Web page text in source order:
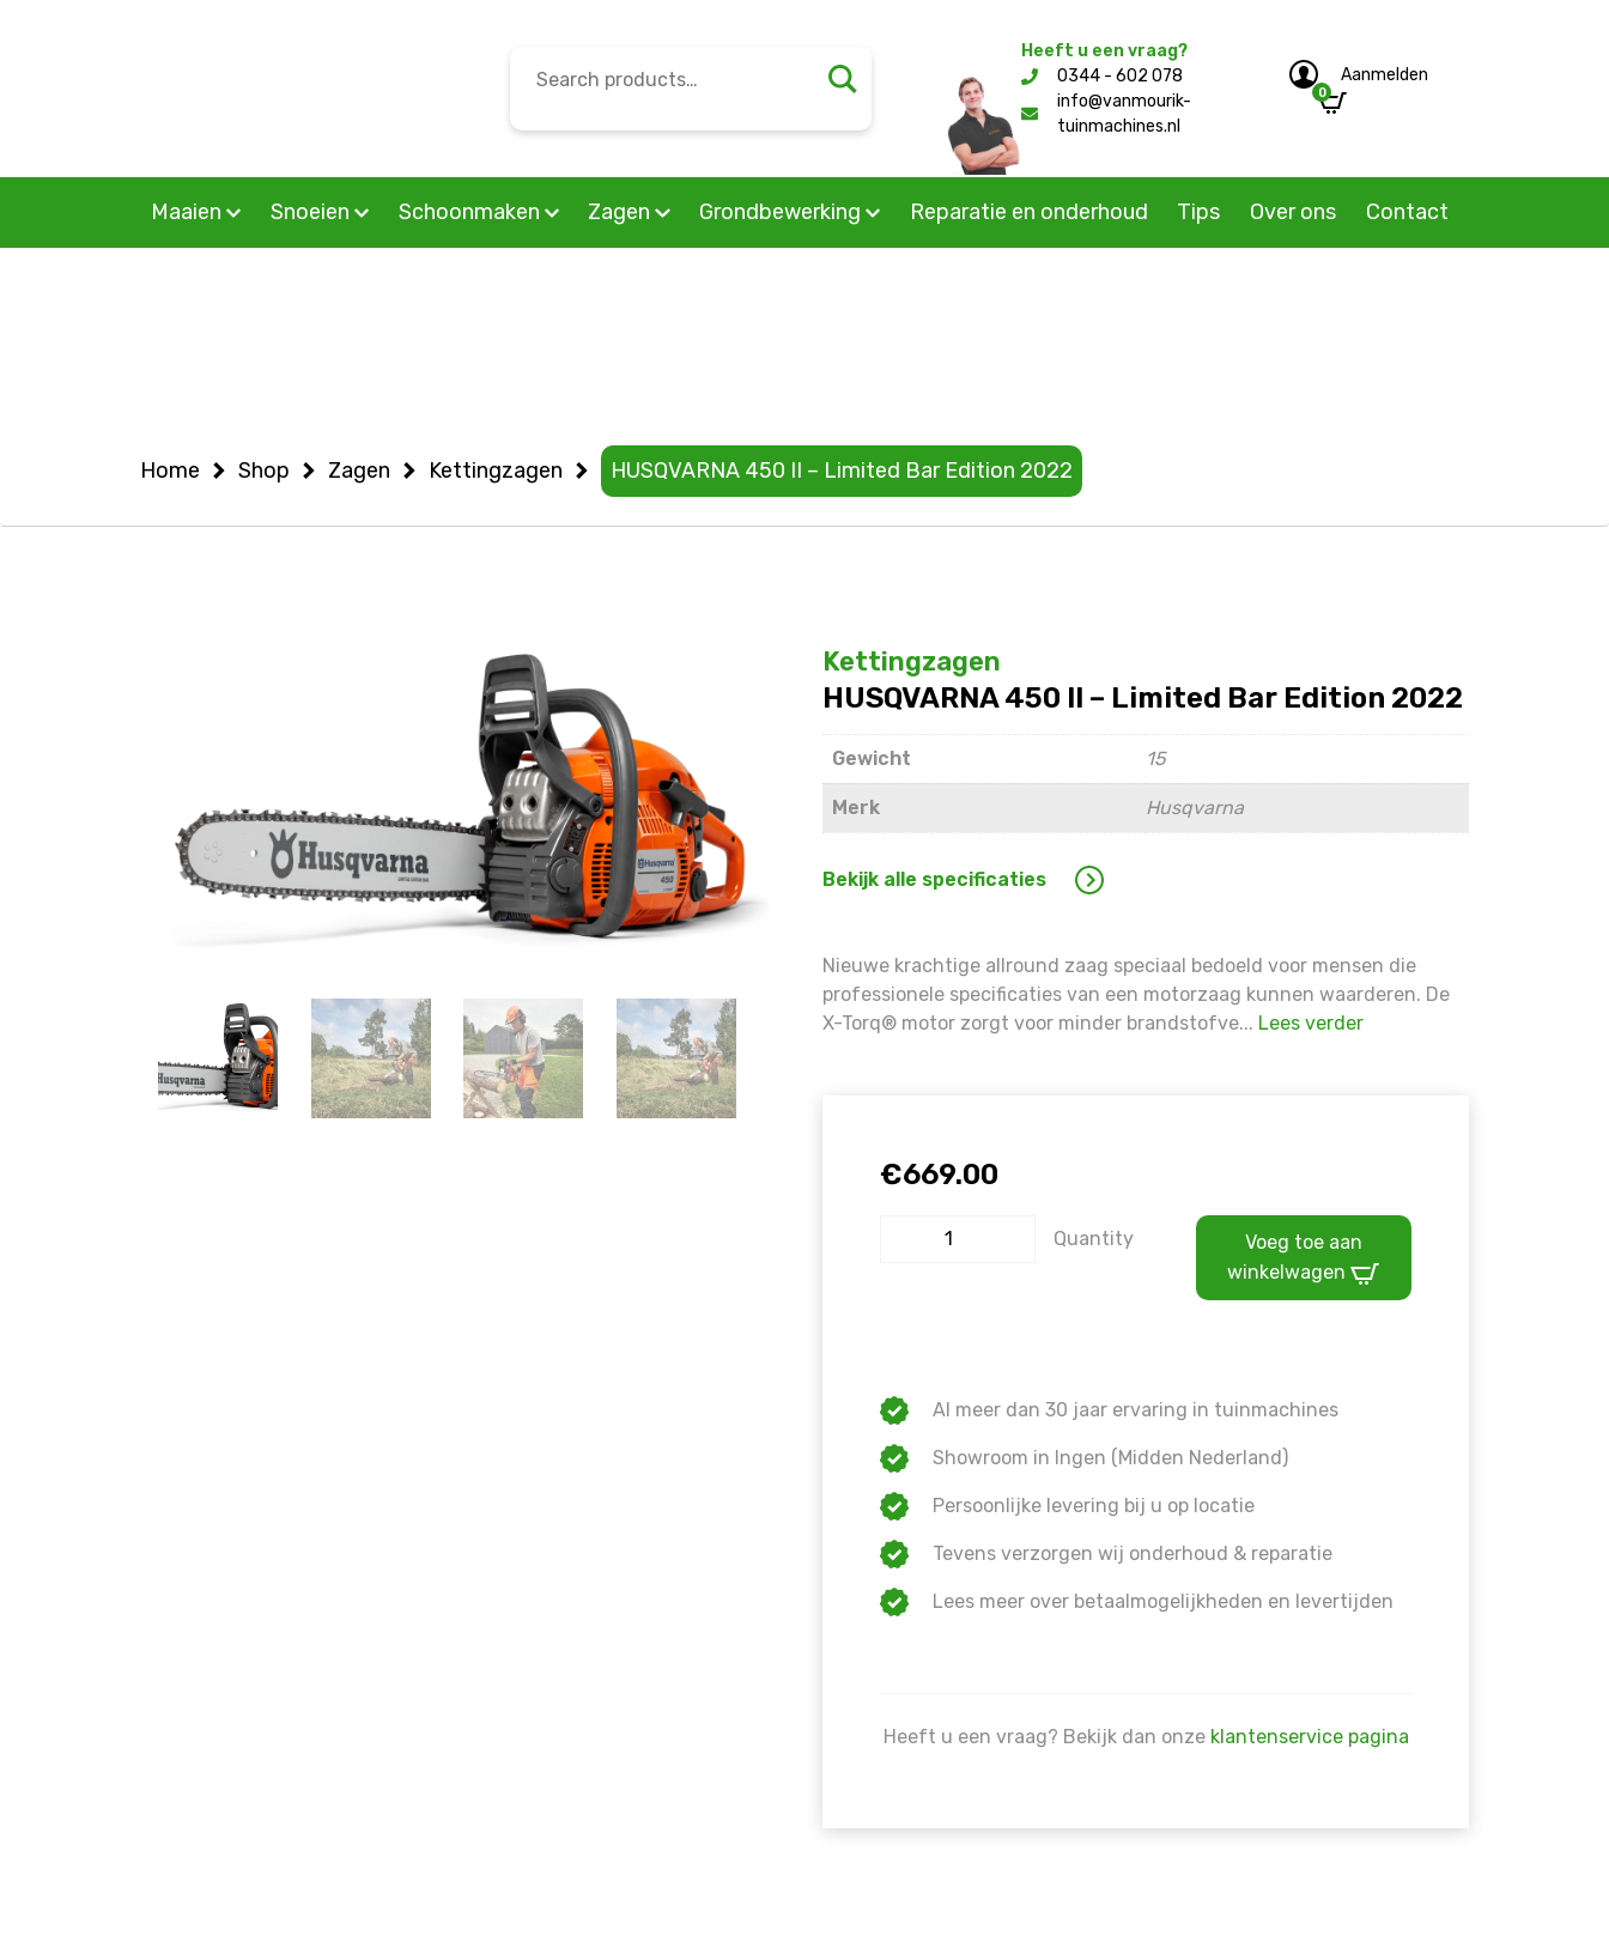
/home/allermedia/domains/vanmourik-tuinmachines.nl/public_html/wp-content/themes/mourik/woocommerce/single-product.php
Search
Heeft u een vraag?
0344 - 602 078
info@vanmourik-
tuinmachines.nl
Aanmelden
0
Maaien Snoeien Schoonmaken Zagen Grondbewerking Reparatie en onderhoud Tips Over ons Contact
Home Shop Zagen Kettingzagen HUSQVARNA 450 II – Limited Bar Edition 2022
Kettingzagen
HUSQVARNA 450 II – Limited Bar Edition 2022
Gewicht 15
Merk Husqvarna
Bekijk alle specificaties
Nieuwe krachtige allround zaag speciaal bedoeld voor mensen die
professionele specificaties van een motorzaag kunnen waarderen. De
X-Torq® motor zorgt voor minder brandstofve... Lees verder
€669.00
Quantity
Voeg toe aan
winkelwagen
Al meer dan 30 jaar ervaring in tuinmachines
Showroom in Ingen (Midden Nederland)
Persoonlijke levering bij u op locatie
Tevens verzorgen wij onderhoud & reparatie
Lees meer over betaalmogelijkheden en levertijden
Heeft u een vraag? Bekijk dan onze klantenservice pagina